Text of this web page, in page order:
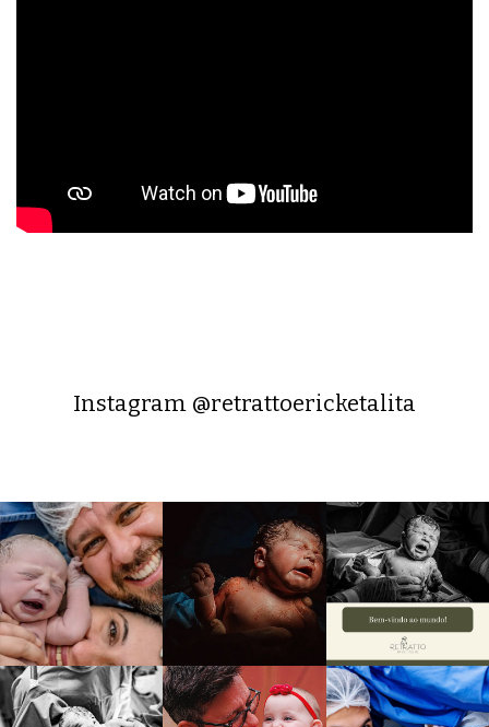
Instagram @retrattoericketalita